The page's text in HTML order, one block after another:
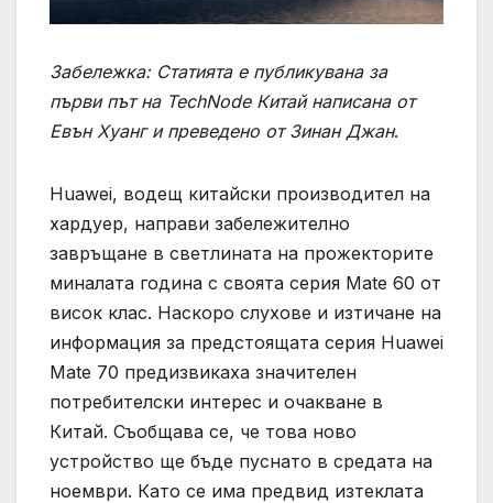
Забележка: Статията е публикувана за
първи път на TechNode Китай написана от
Евън Хуанг и преведено от Зинан Джан.
Huawei, водещ китайски производител на
хардуер, направи забележително
завръщане в светлината на прожекторите
миналата година с своята серия Mate 60 от
висок клас. Наскоро слухове и изтичане на
информация за предстоящата серия Huawei
Mate 70 предизвикаха значителен
потребителски интерес и очакване в
Китай. Съобщава се, че това ново
устройство ще бъде пуснато в средата на
ноември. Като се има предвид изтеклата